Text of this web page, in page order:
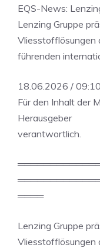
EQS-News:
Lenzing Gruppe
Vliesstofflösungen
führenden
18.06.2026 /
Für den Inhalt der
Herausgeber
verantwortlich.
════
Lenzing Gruppe
Vliesstofflösungen